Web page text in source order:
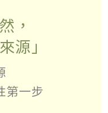
，
源」
第一步